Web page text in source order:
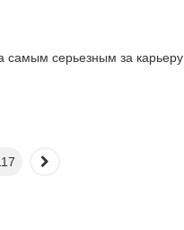
самым серьезным за карьеру